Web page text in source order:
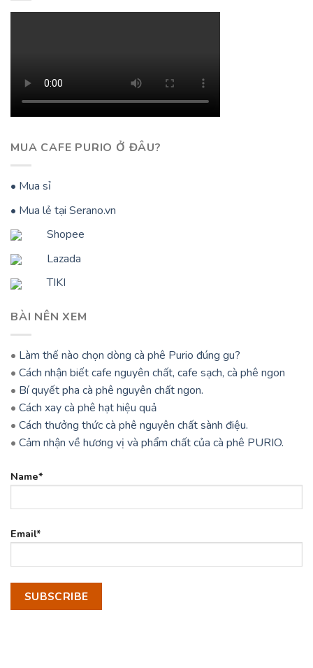
MUA CAFE PURIO Ở ĐÂU?
• Mua sỉ
• Mua lẻ tại Serano.vn
Shopee
Lazada
TIKI
BÀI NÊN XEM
• Làm thế nào chọn dòng cà phê Purio đúng gu?
• Cách nhận biết cafe nguyên chất, cafe sạch, cà phê ngon
• Bí quyết pha cà phê nguyên chất ngon.
• Cách xay cà phê hạt hiệu quả
• Cách thưởng thức cà phê nguyên chất sành điệu.
• Cảm nhận về hương vị và phẩm chất của cà phê PURIO.
Name*
Email*